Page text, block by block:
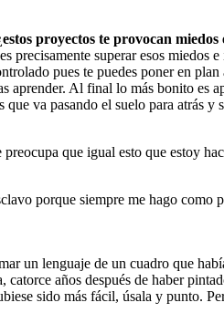
proyectos te provocan
superar esos miedos
pues te puedes poner en
Al final lo más bonito es
va pasando el suelo para atrás y
que igual esto que estoy
porque siempre me hago
un lenguaje de un cuadro que
años después de haber
sido más fácil, úsala y punto.